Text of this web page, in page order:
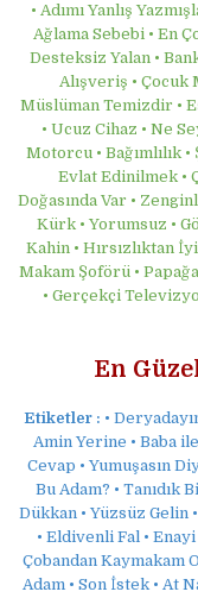
• Adımı Yanlış
Ağlama Sebebi • En
Desteksiz Yalan •
Alışveriş • Çocuk
Müslüman Temizdir •
• Ucuz Cihaz • Ne
Motorcu • Bağımlılık
Evlat Edinilmek •
Doğasında Var •
Kürk • Yorumsuz •
Kahin • Hırsızlıktan
Makam Şoförü •
• Gerçekçi
En
Etiketler : •
Amin Yerine • Baba
Cevap • Yumuşasın
Bu Adam? • Tanıdık
Dükkan • Yüzsüz Gelin
• Eldivenli Fal •
Çobandan Kaymakam
Adam • Son İstek • At